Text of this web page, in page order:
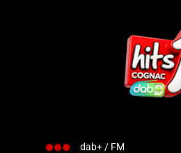
dab+ / FM